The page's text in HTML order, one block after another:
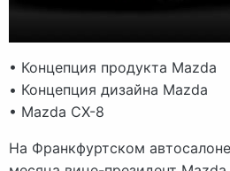
• Концепция продукта Mazda
• Концепция дизайна Mazda
• Mazda CX-8
На Франкфуртском